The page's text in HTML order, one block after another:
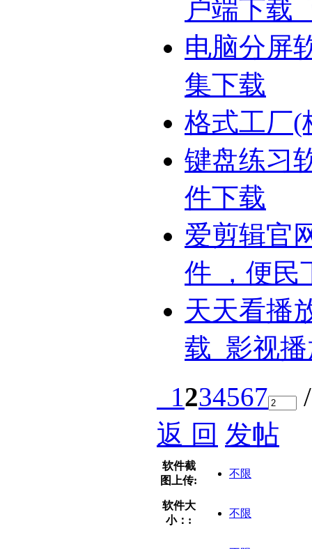
户端下载
电脑分屏
集下载
格式工厂(
键盘练习
件下载
爱剪辑官
件 ，便民
天天看播
载_影视
1234567
返 回 发帖
软件截
图上传:
不限
软件大
小：:
不限